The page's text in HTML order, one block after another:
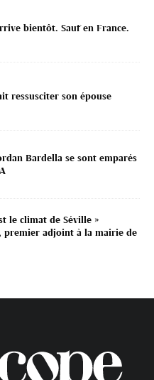
bientôt. Sauf en France.
ressusciter son épouse
Bardella se sont emparés
le climat de Séville »
premier adjoint à la mairie de